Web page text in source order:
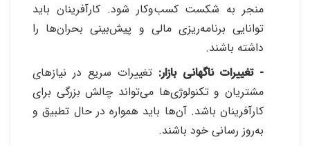
منجر به شکست کسب‌وکار شود. کارآفرینان باید
توانایی برنامه‌ریزی مالی و پیش‌بینی بحران‌ها را
داشته باشند.
- تغییرات ناگهانی بازار: تغییرات سریع در نیازهای
مشتریان و تکنولوژی‌ها می‌تواند چالش بزرگی برای
کارآفرینان باشد. آن‌ها باید همواره در حال تطبیق و
به‌روز رسانی خود باشند.